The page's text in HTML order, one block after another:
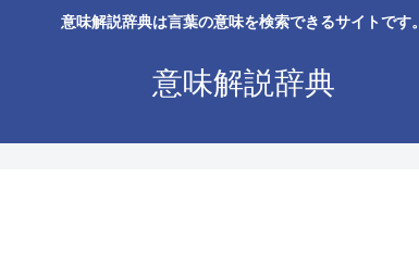
意味解説辞典は言葉の意味を検索できるサイトです。
意味解説辞典